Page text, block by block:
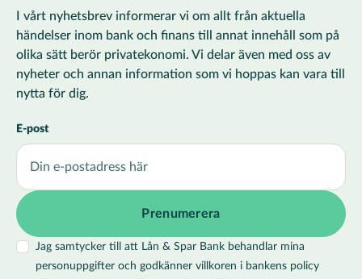
I vårt nyhetsbrev informerar vi om allt från aktuella
händelser inom bank och finans till annat innehåll som på
olika sätt berör privatekonomi. Vi delar även med oss av
nyheter och annan information som vi hoppas kan vara till
nytta för dig.
E-post
Jag samtycker till att Lån & Spar Bank behandlar mina
personuppgifter och godkänner villkoren i bankens policy